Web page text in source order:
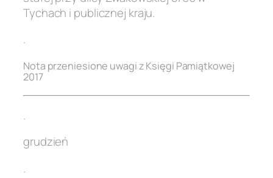
Tychach i publicznej kraju.
.
Nota przeniesione uwagi z Księgi Pamiątkowej
2017
.
grudzień
.